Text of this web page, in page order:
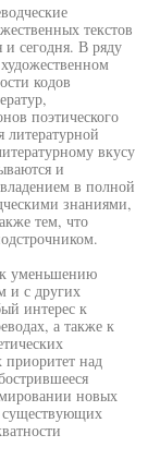
текстов
и сегодня. В ряду
кодов
поэтического
литературной
вкусу
и
в полной
знаниями,
тем, что
к уменьшению
и с других
интерес к
а также к
приоритет над
новых
существующих